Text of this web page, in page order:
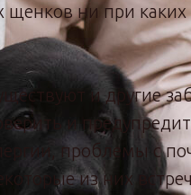
щенков ни при каких
и другие
и
проблемы с
из них